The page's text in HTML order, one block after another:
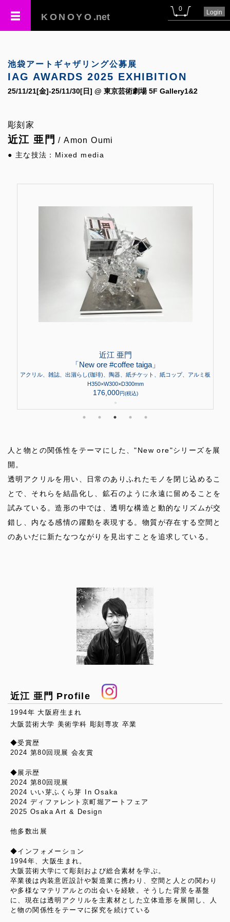
KONOYO .net
0 Login
池袋アートギャザリング公募展
IAG AWARDS 2025 EXHIBITION
25/11/21[金]-25/11/30[日] @ 東京芸術劇場 5F Gallery1&2
彫刻家
近江 亜門 / Amon Oumi
● 主な技法：Mixed media
近江 亜門
「New ore #coffee taiga」
アクリル、雑誌、出涸らし(珈琲)、陶器、紙チケット、紙コップ、アルミ板
H350×W300×D300mm
176,000円(税込)
●
人と物との関係性をテーマにした、"New ore"シリーズを展
開。
透明アクリルを用い、日常のありふれたモノを閉じ込めるこ
とで、それらを結晶化し、鉱石のように永遠に留めることを
試みている。造形の中では、透明な構造と動的なリズムが交
錯し、内なる感情の躍動を表現する。物質が存在する空間と
のあいだに新たなつながりを見出すことを追求している。
近江 亜門 Profile
1994年 大阪府生まれ
大阪芸術大学 美術学科 彫刻専攻 卒業
◆受賞歴
2024 第80回現展 会友賞
◆展示歴
2024 第80回現展
2024 いい芽ふくら芽 In Osaka
2024 ディファレント京町堀アートフェア
2025 Osaka Art & Design
他多数出展
◆インフォメーション
1994年、大阪生まれ。
大阪芸術大学にて彫刻および総合素材を学ぶ。
卒業後は内装意匠設計や製造業に携わり、空間と人との関わり
や多様なマテリアルとの出会いを経験。そうした背景を基盤
に、現在は透明アクリルを主素材とした立体造形を展開し、人
と物の関係性をテーマに探究を続けている